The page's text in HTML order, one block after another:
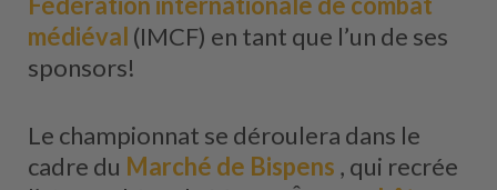
médiéval (IMCF) en tant que l’un de ses
sponsors!
Le championnat se déroulera dans le
cadre du Marché de Bispens , qui recrée